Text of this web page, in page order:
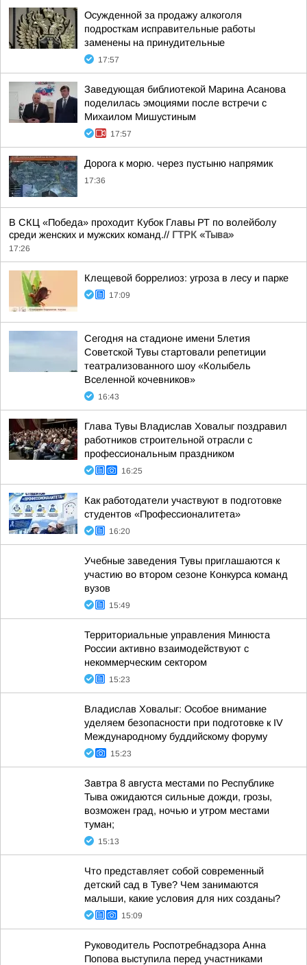
Осужденной за продажу алкоголя
подросткам исправительные работы
заменены на принудительные
17:57
Заведующая библиотекой Марина Асанова
поделилась эмоциями после встречи с
Михаилом Мишустиным
17:57
Дорога к морю. через пустыню напрямик
17:36
В СКЦ «Победа» проходит Кубок Главы РТ по волейболу
среди женских и мужских команд.// ГТРК «Тыва»
17:26
Клещевой боррелиоз: угроза в лесу и парке
17:09
Сегодня на стадионе имени 5летия
Советской Тувы стартовали репетиции
театрализованного шоу «Колыбель
Вселенной кочевников»
16:43
Глава Тувы Владислав Ховалыг поздравил
работников строительной отрасли с
профессиональным праздником
16:25
Как работодатели участвуют в подготовке
студентов «Профессионалитета»
16:20
Учебные заведения Тувы приглашаются к
участию во втором сезоне Конкурса команд
вузов
15:49
Территориальные управления Минюста
России активно взаимодействуют с
некоммерческим сектором
15:23
Владислав Ховалыг: Особое внимание
уделяем безопасности при подготовке к IV
Международному буддийскому форуму
15:23
Завтра 8 августа местами по Республике
Тыва ожидаются сильные дожди, грозы,
возможен град, ночью и утром местами
туман;
15:13
Что представляет собой современный
детский сад в Туве? Чем занимаются
малыши, какие условия для них созданы?
15:09
Руководитель Роспотребнадзора Анна
Попова выступила перед участниками